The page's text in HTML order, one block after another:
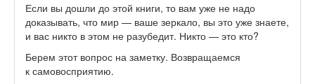
Если вы дошли до этой книги, то вам уже не надо
доказывать, что мир — ваше зеркало, вы это уже знаете,
и вас никто в этом не разубедит. Никто — это кто?
Берем этот вопрос на заметку. Возвращаемся
к самовосприятию.